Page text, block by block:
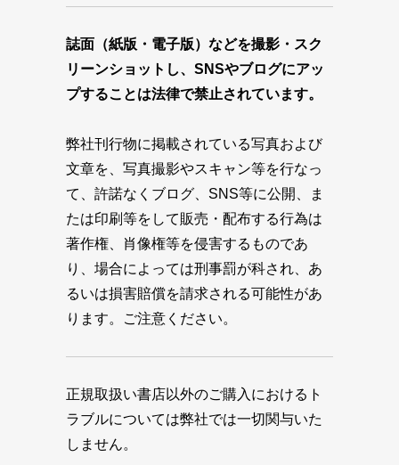
誌面（紙版・電子版）などを撮影・スク
リーンショットし、SNSやブログにアッ
プすることは法律で禁止されています。
弊社刊行物に掲載されている写真および
文章を、写真撮影やスキャン等を行なっ
て、許諾なくブログ、SNS等に公開、ま
たは印刷等をして販売・配布する行為は
著作権、肖像権等を侵害するものであ
り、場合によっては刑事罰が科され、あ
るいは損害賠償を請求される可能性があ
ります。ご注意ください。
正規取扱い書店以外のご購入におけるト
ラブルについては弊社では一切関与いた
しません。